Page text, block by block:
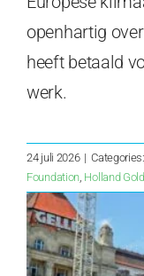
openhartig
heeft betaald
werk.
24 juli 2026 | Categories:
Foundation Holland Gold